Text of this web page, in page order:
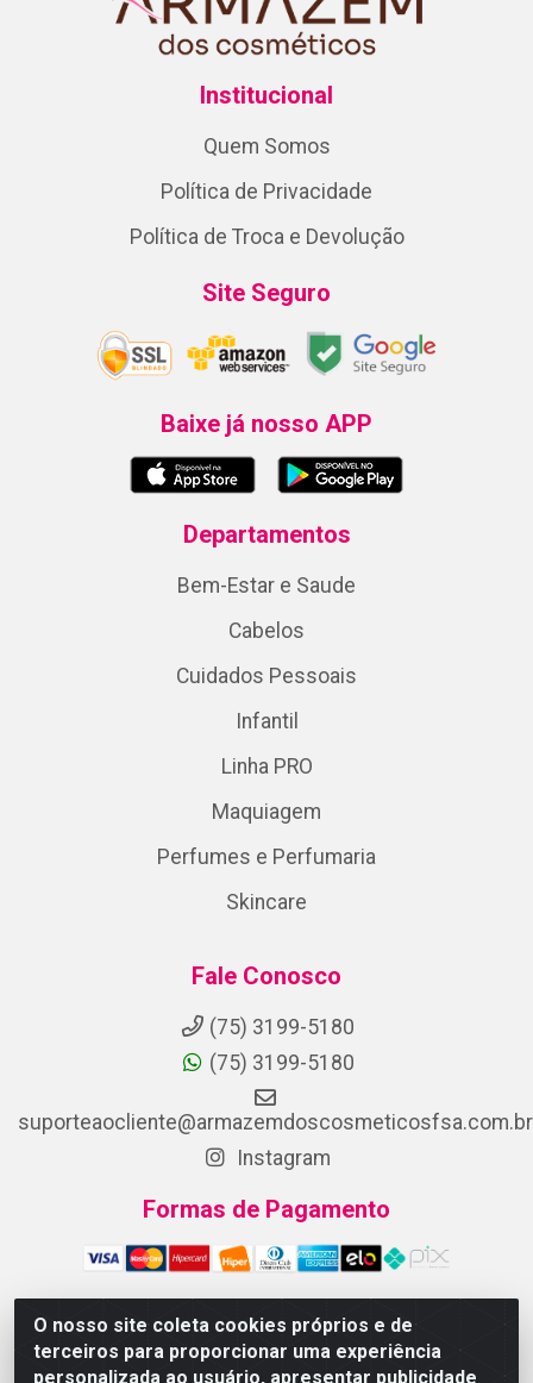
O nosso site coleta cookies próprios e de
terceiros para proporcionar uma experiência
personalizada ao usuário, apresentar publicidade
Institucional
Quem Somos
Política de Privacidade
Política de Troca e Devolução
Site Seguro
Baixe já nosso APP
Departamentos
Bem-Estar e Saude
Cabelos
Cuidados Pessoais
Infantil
Linha PRO
Maquiagem
Perfumes e Perfumaria
Skincare
Fale Conosco
(75) 3199-5180
(75) 3199-5180
suporteaocliente@armazemdoscosmeticosfsa.com.br
Instagram
Formas de Pagamento
ARMAZEM DOS COSMETICOS DISTRIBUIDORA LTDA -
Av.Transnordestina, 2222 - Parque Ipê, Feira de Santana/BA -